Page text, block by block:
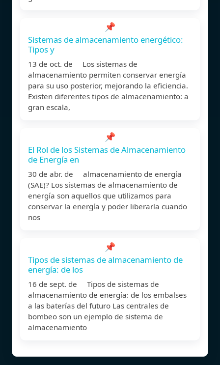
📌
Sistemas de almacenamiento energético:
Tipos y
13 de oct. de Los sistemas de
almacenamiento permiten conservar energía
para su uso posterior, mejorando la eficiencia.
Existen diferentes tipos de almacenamiento: a
gran escala,
📌
El Rol de los Sistemas de Almacenamiento
de Energía en
30 de abr. de almacenamiento de energía
(SAE)? Los sistemas de almacenamiento de
energía son aquellos que utilizamos para
conservar la energía y poder liberarla cuando
nos
📌
Tipos de sistemas de almacenamiento de
energía: de los
16 de sept. de Tipos de sistemas de
almacenamiento de energía: de los embalses
a las baterías del futuro Las centrales de
bombeo son un ejemplo de sistema de
almacenamiento